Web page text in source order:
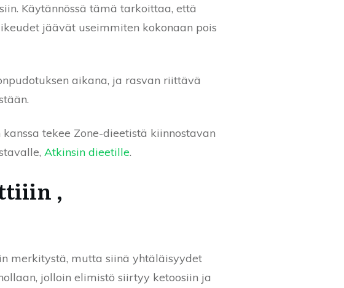
Käytännössä tämä tarkoittaa, että
jäävät useimmiten kokonaan pois
aikana, ja rasvan riittävä
tekee Zone-dieetistä kiinnostavan
Atkinsin dieetille.
,
merkitystä, mutta siinä yhtäläisyydet
jolloin elimistö siirtyy ketoosiin ja